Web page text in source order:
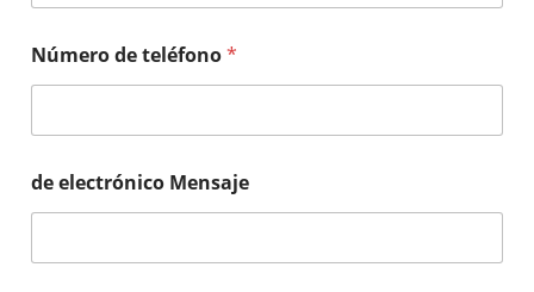
Número de teléfono*
de electrónico Mensaje